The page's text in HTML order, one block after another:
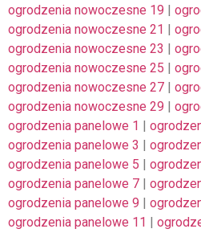
ogrodzenia nowoczesne 19 |
ogrodzenia nowoczesne 21 |
ogrodzenia nowoczesne 23 |
ogrodzenia nowoczesne 25 |
ogrodzenia nowoczesne 27 |
ogrodzenia nowoczesne 29 |
ogrodzenia panelowe 1 |
ogrodzenia panelowe 3 |
ogrodzenia panelowe 5 |
ogrodzenia panelowe 7 |
ogrodzenia panelowe 9 |
ogrodzenia panelowe 11 |